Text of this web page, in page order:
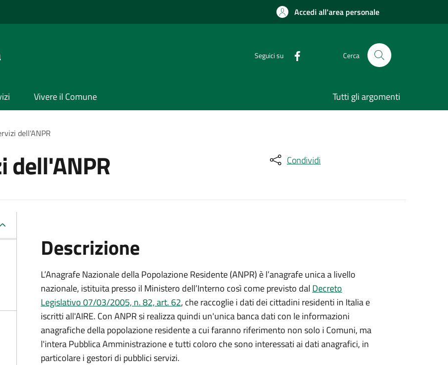
Accedi all'area personale
Seguici su Cerca
Vivere il Comune Tutti gli argomenti
dell'ANPR
dell'ANPR Condividi
Descrizione
L’Anagrafe Nazionale della Popolazione Residente (ANPR) è l’anagrafe unica a livello
nazionale, istituita presso il Ministero dell’Interno così come previsto dal Decreto
Legislativo 07/03/2005, n. 82, art. 62, che raccoglie i dati dei cittadini residenti in Italia e
iscritti all'AIRE. Con ANPR si realizza quindi un'unica banca dati con le informazioni
anagrafiche della popolazione residente a cui faranno riferimento non solo i Comuni, ma
l'intera Pubblica Amministrazione e tutti coloro che sono interessati ai dati anagrafici, in
particolare i gestori di pubblici servizi.